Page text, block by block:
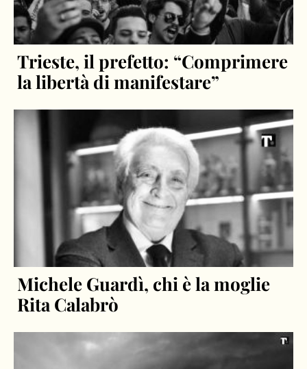
Trieste, il prefetto: “Comprimere
la libertà di manifestare”
Michele Guardì, chi è la moglie
Rita Calabrò